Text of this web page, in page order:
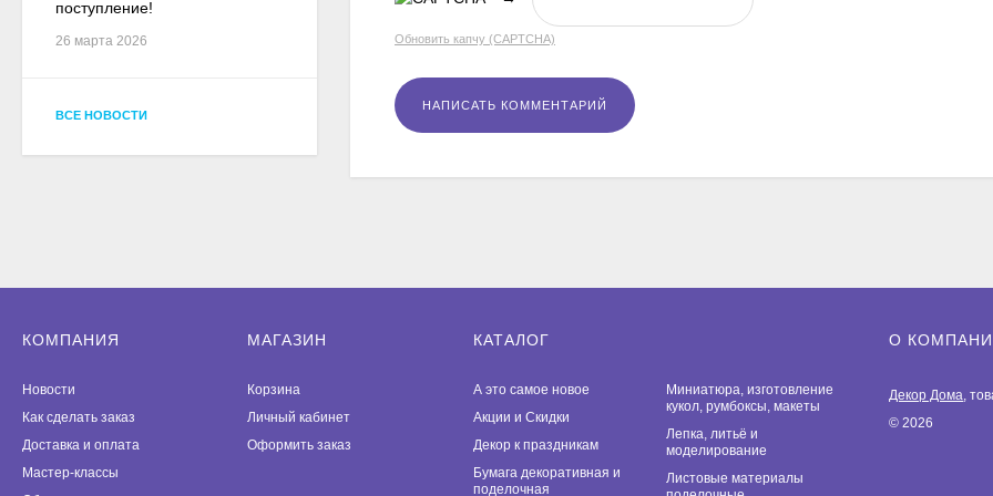
Обновить капчу (CAPTCHA)
поступление!
26 марта 2026
ВСЕ НОВОСТИ
КОМПАНИЯ
Новости
Как сделать заказ
Доставка и оплата
Мастер-классы
МАГАЗИН
Корзина
Личный кабинет
Оформить заказ
КАТАЛОГ
А это самое новое
Акции и Скидки
Декор к праздникам
Бумага декоративная и
поделочная
Миниатюра, изготовление
кукол, румбоксы, макеты
Лепка, литьё и
моделирование
Листовые материалы
О
Декор Дома,
© 2026